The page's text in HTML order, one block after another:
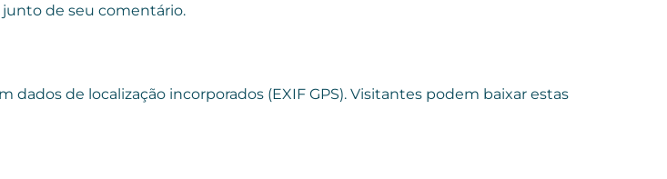
de seu comentário.
de localização incorporados (EXIF GPS). Visitantes podem baixar estas